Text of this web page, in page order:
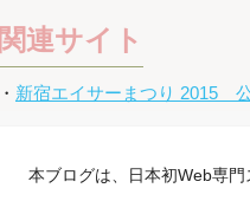
関連サイト
・ 新宿エイサーまつり 2015
本ブログは、日本初Web専門